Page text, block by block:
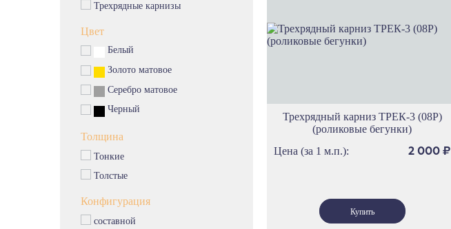
Трехрядные карнизы
Цвет
Белый
Золото матовое
Серебро матовое
Черный
Толщина
Тонкие
Толстые
Конфигурация
составной
Трехрядный карниз ТРЕК-3 (08Р)
(роликовые бегунки)
Цена (за 1 м.п.):
2 000 ₽